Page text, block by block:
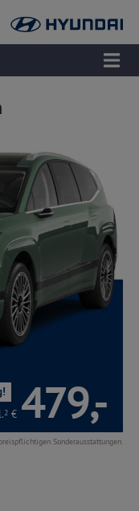
2 € 479,-
Sonderausstattungen.